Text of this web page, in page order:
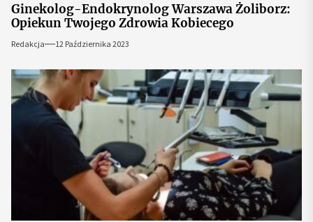
Ginekolog-Endokrynolog Warszawa Żoliborz:
Opiekun Twojego Zdrowia Kobiecego
Redakcja 12 Października 2023